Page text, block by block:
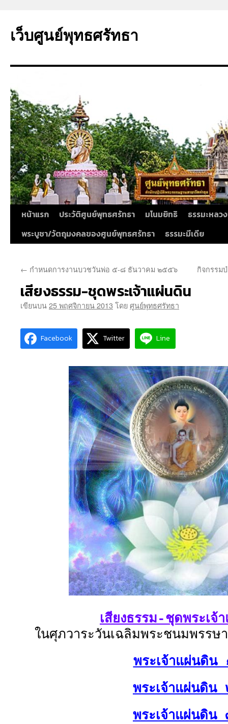
ยัง
เว็บศูนย์พุทธศรัทธา
หน้าแรก ประวัติศูนย์พุทธศรัทธา มโนมยิทธิ
ธรรมะหลว
พระบูชา/วัตถุมงคลของศูนย์พุทธศรัทธา
ธรรมะมีเดีย
← กำหนดการงานบวชวันพ่อ ๕-๘ ธันวาคม ๒๕๕๖ กิจกรรม
เสียงธรรม-ชุดพระเจ้าแผ่นดิน
เขียนบน25 พฤศจิกายน 2013 โดยศูนย์พุทธศรัทธา
Facebook Twitter Line
เสียงธรรม-ชุดพระเจ้
ในศุภวาระวันเฉลิมพระชนมพรร
พระเจ้าแผ่นดิน
พระเจ้าแผ่นดิน
พระเจ้าแผ่นดิน